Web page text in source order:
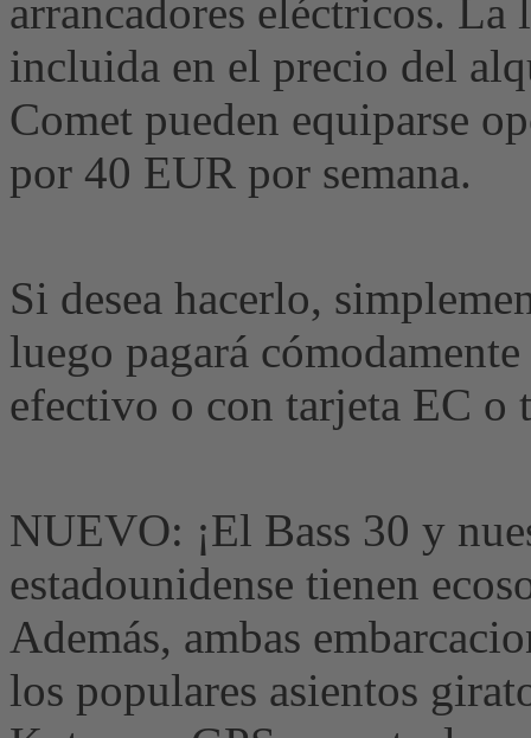
arrancadores eléctricos.
incluida en el precio del
Comet pueden equiparse
por 40 EUR por semana.
Si desea hacerlo,
luego pagará
efectivo o con tarjeta EC o
NUEVO: ¡El Bass 30 y
estadounidense tienen
Además, ambas
los populares asientos